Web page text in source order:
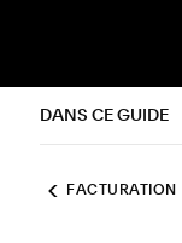
DANS CE GUIDE
FACTURATION